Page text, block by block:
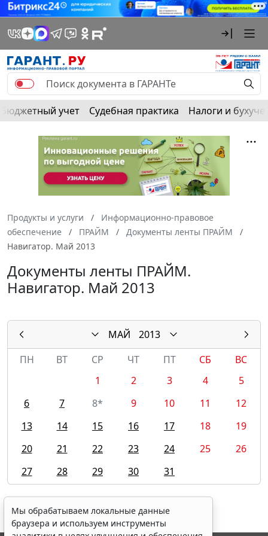
Бюджетный учет Судебная практика Налоги и
Продукты и услуги
Информационно-правовое
обеспечение
ПРАЙМ
Документы ленты ПРАЙМ
Навигатор. Май 2013
Документы ленты ПРАЙМ.
Навигатор. Май 2013
МАЙ
2013
ПН
ВТ СР ЧТ ПТ СБ
ВС
1
2 3 4
5
6
7 8* 9 10 11
12
13
14 15 16 17 18
19
20
21 22 23 24 25
26
27
28 29 30 31
Мы обрабатываем локальные данные
браузера и используем инструменты